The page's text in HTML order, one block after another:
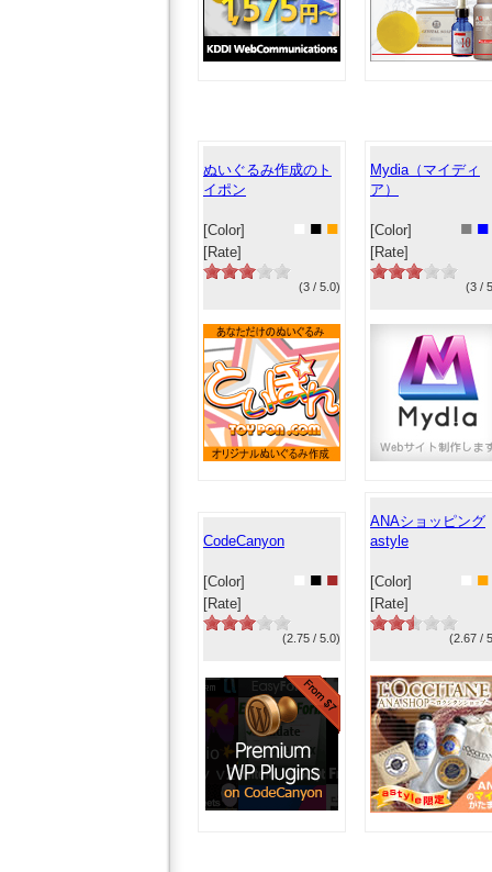
ぬいぐるみ作成のト
イポン
[Color] ■ ■
[Rate]
(3 / 5.0)
Mydia（マイディ
ア）
[Color] ■ ■
[Rate]
(3 /
CodeCanyon
[Color] ■ ■
[Rate]
(2.75 / 5.0)
ANAショッピング
astyle
[Color] ■
[Rate]
(2.67 /